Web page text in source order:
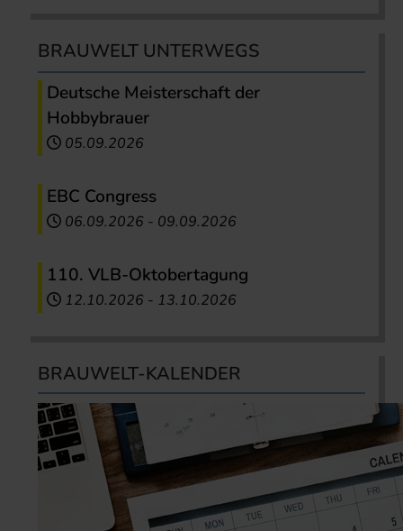
BRAUWELT UNTERWEGS
Deutsche Meisterschaft der
Hobbybrauer
05.09.2026
EBC Congress
06.09.2026 - 09.09.2026
110. VLB-Oktobertagung
12.10.2026 - 13.10.2026
BRAUWELT-KALENDER